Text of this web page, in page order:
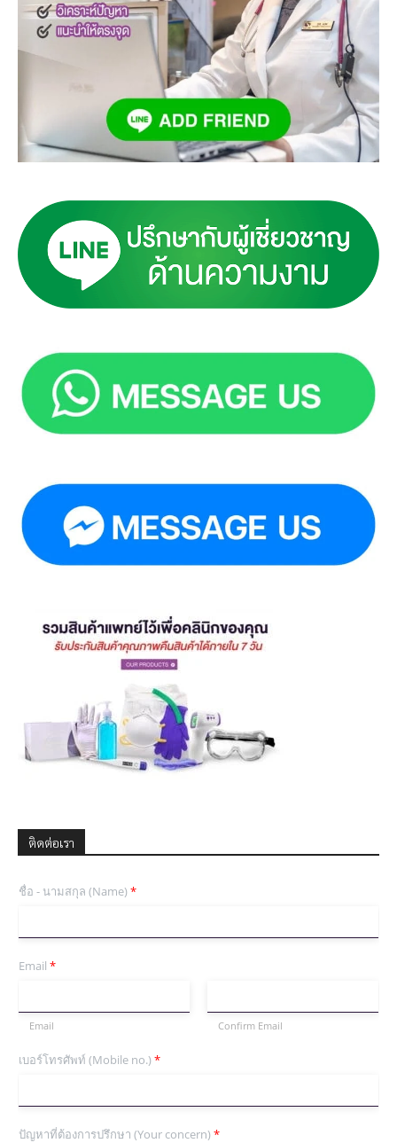
ติดต่อเรา
ชื่อ - นามสกุล (Name)*
Email *
Email Confirm Email
เบอร์โทรศัพท์ (Mobile no.)*
ปัญหาที่ต้องการปรึกษา (Your concern)*